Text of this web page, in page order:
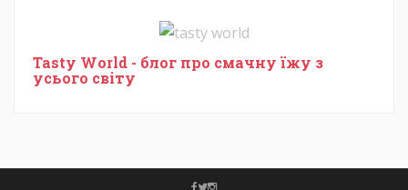
Tasty World - блог про смачну їжу з
усього світу